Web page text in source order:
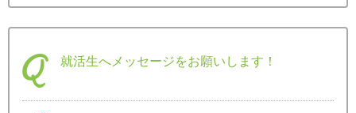
就活生へメッセージをお願いします！